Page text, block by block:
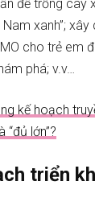
để trồng cây
xanh”; xây
cho trẻ em
phá; v.v…
kế hoạch
lớn”?
triển